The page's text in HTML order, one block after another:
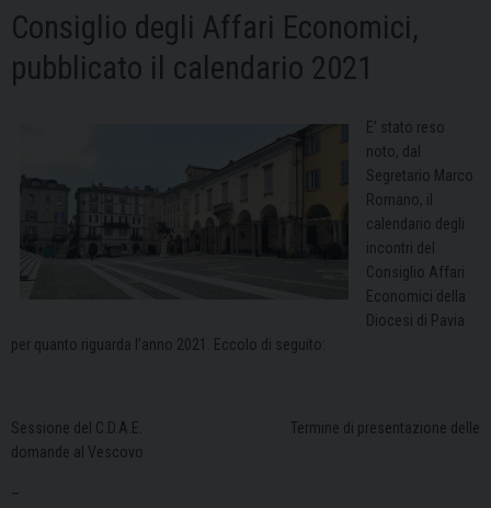
Consiglio degli Affari Economici,
pubblicato il calendario 2021
E’ stato reso
noto, dal
Segretario Marco
Romano, il
calendario degli
incontri del
Consiglio Affari
Economici della
Diocesi di Pavia
per quanto riguarda l’anno 2021. Eccolo di seguito:
Sessione del C.D.A.E. Termine di presentazione delle
domande al Vescovo
–